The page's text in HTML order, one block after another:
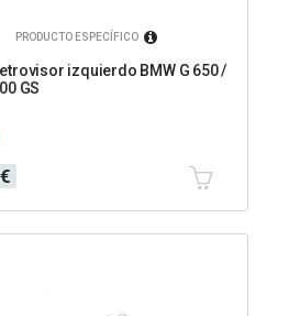
PRODUCTO ESPECÍFICO
izquierdo BMW G 650 /
GS